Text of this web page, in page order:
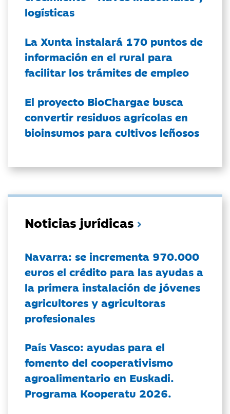
logísticas
La Xunta instalará 170 puntos de
información en el rural para
facilitar los trámites de empleo
El proyecto BioChargae busca
convertir residuos agrícolas en
bioinsumos para cultivos leñosos
Noticias jurídicas
Navarra: se incrementa 970.000
euros el crédito para las ayudas a
la primera instalación de jóvenes
agricultores y agricultoras
profesionales
País Vasco: ayudas para el
fomento del cooperativismo
agroalimentario en Euskadi.
Programa Kooperatu 2026.